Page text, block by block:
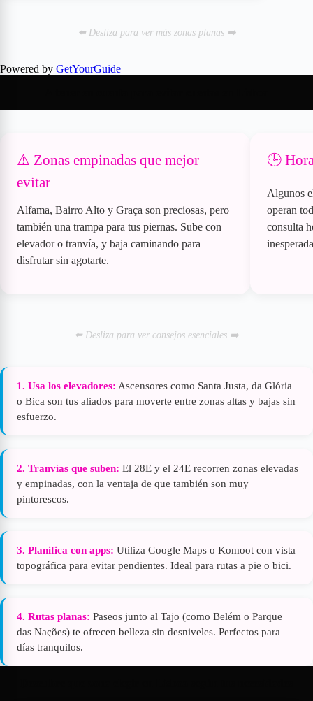
⬅️ Desliza para ver más zonas planas ➡️
Powered by GetYourGuide
⚠️ Zonas empinadas que mejor
evitar
Alfama, Bairro Alto y Graça son preciosas, pero
también una trampa para tus piernas. Sube con
elevador o tranvía, y baja caminando para
disfrutar sin agotarte.
🕒
Algunos
operan
consulta
⬅️ Desliza para ver consejos esenciales ➡️
1. Usa los elevadores: Ascensores como Santa Justa, da Glória
o Bica son tus aliados para moverte entre zonas altas y bajas sin
esfuerzo.
2. Tranvías que suben: El 28E y el 24E recorren zonas elevadas
y empinadas, con la ventaja de que también son muy
pintorescos.
3. Planifica con apps: Utiliza Google Maps o Komoot con vista
topográfica para evitar pendientes. Ideal para rutas a pie o bici.
4. Rutas planas: Paseos junto al Tajo (como Belém o Parque
das Nações) te ofrecen belleza sin desniveles. Perfectos para
días tranquilos.